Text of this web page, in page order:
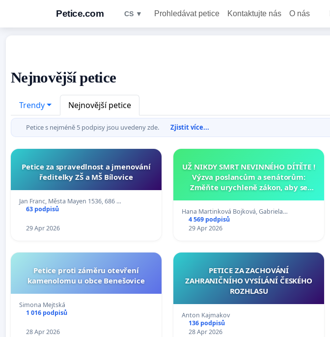
Petice.com CS ▼ Prohledávat petice Kontaktujte nás O nás
Nejnovější petice
Trendy Nejnovější petice
Petice s nejméně 5 podpisy jsou uvedeny zde. Zjistit více...
Petice za spravedlnost a jmenování
ředitelky ZŠ a MŠ Bílovice
Jan Franc, Města Mayen 1536, 686 …
63 podpisů
29 Apr 2026
UŽ NIKDY SMRT NEVINNÉHO DÍTĚTE !
Výzva poslancům a senátorům:
Změňte urychleně zákon, aby se
opakovat!
Hana Martinková Bojková, Gabriela…
4 569 podpisů
29 Apr 2026
Petice proti záměru otevření
kamenolomu u obce Benešovice
Simona Mejtská
1 016 podpisů
28 Apr 2026
PETICE ZA ZACHOVÁNÍ
ZAHRANIČNÍHO VYSÍLÁNÍ ČESKÉHO
ROZHLASU
Anton Kajmakov
136 podpisů
28 Apr 2026